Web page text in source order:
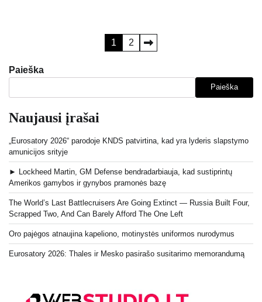
puslapiavimas
1 2
Paieška
Paieška
Naujausi įrašai
„Eurosatory 2026“ parodoje KNDS patvirtina, kad yra lyderis slapstymo
amunicijos srityje
► Lockheed Martin, GM Defense bendradarbiauja, kad sustiprintų
Amerikos gamybos ir gynybos pramonės bazę
The World’s Last Battlecruisers Are Going Extinct — Russia Built Four,
Scrapped Two, And Can Barely Afford The One Left
Oro pajėgos atnaujina kapeliono, motinystės uniformos nurodymus
Eurosatory 2026: Thales ir Mesko pasirašo susitarimo memorandumą